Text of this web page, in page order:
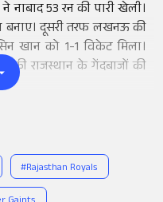
53 रन की पारी खेली।
बनाए। दूसरी तरफ लखनऊ की
खान को 1-1 विकेट मिला।
राजस्थान के गेंदबाजों की
#Rajasthan Royals